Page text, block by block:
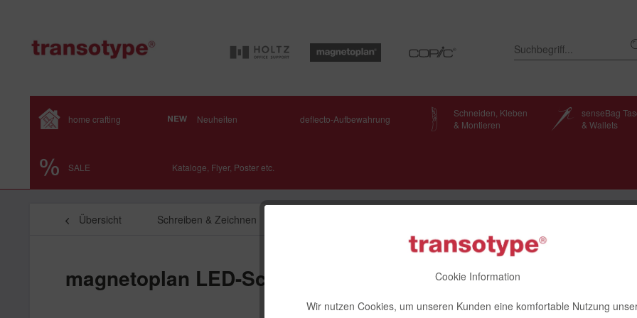
home crafting Neuheiten deflecto-Aufbewahrung
Schneiden, Kleben
& Montieren
senseBag
& Wallets
SALE Kataloge, Flyer, Poster etc.
Cookie Information
Wir nutzen Cookies, um unseren Kunden eine komfortable Nutzung
Übersicht Schreiben & Zeichnen
magnetoplan LED-Schreibtischleuchte Tropo, weiß